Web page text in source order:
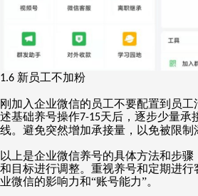
1.6 新员工不加粉
刚加入企业微信的员工不要配置到员
述基础养号操作7-15天后，逐步少量承
线。避免突然增加承接量，以免被限制
以上是企业微信养号的具体方法和步
和目标进行调整。重视养号和定期进
业微信的影响力和“账号能力”。